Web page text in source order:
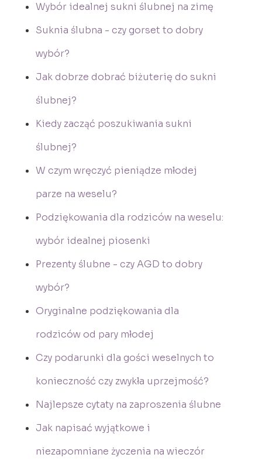
Wybór idealnej sukni ślubnej na zimę
Suknia ślubna - czy gorset to dobry
wybór?
Jak dobrze dobrać biżuterię do sukni
ślubnej?
Kiedy zacząć poszukiwania sukni
ślubnej?
W czym wręczyć pieniądze młodej
parze na weselu?
Podziękowania dla rodziców na weselu:
wybór idealnej piosenki
Prezenty ślubne - czy AGD to dobry
wybór?
Oryginalne podziękowania dla
rodziców od pary młodej
Czy podarunki dla gości weselnych to
konieczność czy zwykła uprzejmość?
Najlepsze cytaty na zaproszenia ślubne
Jak napisać wyjątkowe i
niezapomniane życzenia na wieczór